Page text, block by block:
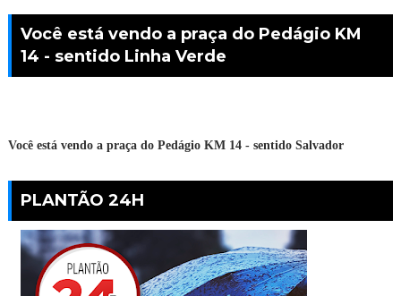
Você está vendo a praça do Pedágio KM
14 - sentido Linha Verde
Você está vendo a praça do Pedágio KM 14 - sentido Salvador
PLANTÃO 24H